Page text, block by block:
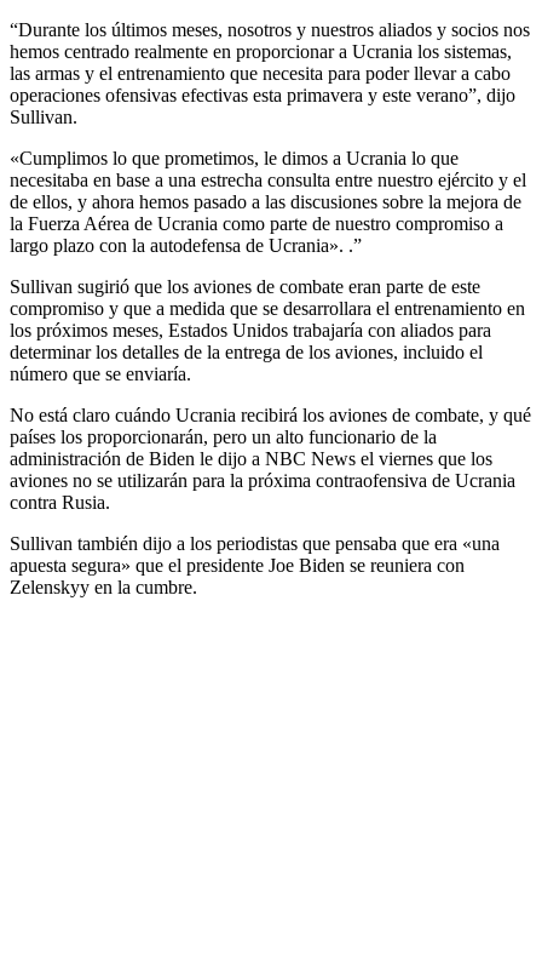
“Durante los últimos meses, nosotros y nuestros aliados y socios nos
hemos centrado realmente en proporcionar a Ucrania los sistemas,
las armas y el entrenamiento que necesita para poder llevar a cabo
operaciones ofensivas efectivas esta primavera y este verano”, dijo
Sullivan.
«Cumplimos lo que prometimos, le dimos a Ucrania lo que
necesitaba en base a una estrecha consulta entre nuestro ejército y el
de ellos, y ahora hemos pasado a las discusiones sobre la mejora de
la Fuerza Aérea de Ucrania como parte de nuestro compromiso a
largo plazo con la autodefensa de Ucrania». .”
Sullivan sugirió que los aviones de combate eran parte de este
compromiso y que a medida que se desarrollara el entrenamiento en
los próximos meses, Estados Unidos trabajaría con aliados para
determinar los detalles de la entrega de los aviones, incluido el
número que se enviaría.
No está claro cuándo Ucrania recibirá los aviones de combate, y qué
países los proporcionarán, pero un alto funcionario de la
administración de Biden le dijo a NBC News el viernes que los
aviones no se utilizarán para la próxima contraofensiva de Ucrania
contra Rusia.
Sullivan también dijo a los periodistas que pensaba que era «una
apuesta segura» que el presidente Joe Biden se reuniera con
Zelenskyy en la cumbre.